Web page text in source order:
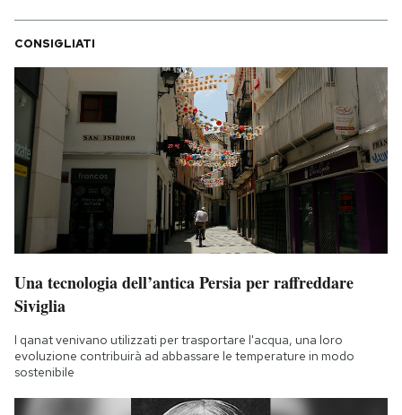
CONSIGLIATI
Una tecnologia dell’antica Persia per raffreddare
Siviglia
I qanat venivano utilizzati per trasportare l'acqua, una loro
evoluzione contribuirà ad abbassare le temperature in modo
sostenibile